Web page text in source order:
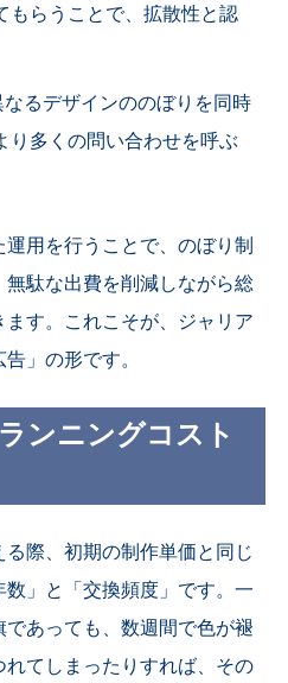
もらうことで、拡散性と認
なるデザインののぼりを同時
り多くの問い合わせを呼ぶ
用を行うことで、のぼり制
駄な出費を削減しながら総
す。これこそが、ジャリア
」の形です。
ンニングコスト
際、初期の制作単価と同じ
」と「交換頻度」です。一
あっても、数週間で色が褪
てしまったりすれば、その